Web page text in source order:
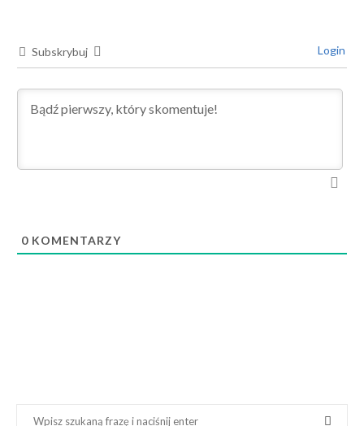
Subskrybuj Login
0 KOMENTARZY